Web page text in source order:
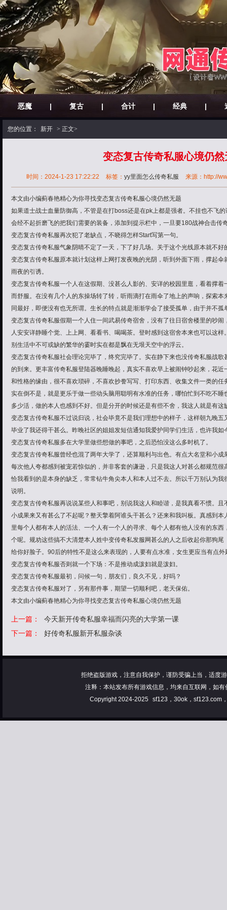
恶魔 | 复古 | 合计 | 经典 |
您的位置： 新开 > 正文>
变态复古传奇私服心境仍然
时间：2024-1-23 17:22:22 标签： yy里面怎么传奇私服 来源：http://
本文由小编蓟春艳精心为你寻找变态复古传奇私服心境仍然无题
如果道士战士血量防御高，不管是在打boss还是在pk上都是强者。不挂也不飞
会经不起折磨飞的把我们需要的装备，添加到提示栏中，一旦要180战神合击传
变态复古传奇私服再次犯了老缺点，不晓得怎样Start写第一句。
变态复古传奇私服气象阴晴不定了一天，下了好几场。关于这个光线原本就不好
变态复古传奇私服原本就计划这样上网打发夜晚的光阴，听到外面下雨，撑起
雨夜的引诱。
变态复古传奇私服一个人在这假期、没甚么人影的、安详的校园里逛，看着撑
而舒服。在没有几个人的东操场转了转，听雨滴打在雨伞了地上的声响，探索
同最好，即便没有也无所谓。生长的特点就是渐渐学会了接受孤单，由于并不
变态复古传奇私服假期一个人住一间武易传奇宿舍，没有了往日宿舍楼里的吵
人安安详静睡个觉、上上网、看看书、喝喝茶。登时感到这宿舍本来也可以这
别生活中不可或缺的繁华的霎时实在都是飘在无垠天空中的浮云。
变态复古传奇私服社会理论完毕了，终究完毕了。实在静下来也没传奇私服战
的到来。更丰富传奇私服登陆器晚睡晚起，真实不喜欢早上被闹钟吵起来，花
和性格的缘由，很不喜欢琐碎，不喜欢抄誊写写、打印东西、收集文件一类的
实在倒不是，就是更乐于做一些动头脑用聪明有水准的任务，哪怕忙到不吃不
多少活，做的本人也感到不好。但是分开的时候还是有些不舍，我这人就是有这
变态复古传奇私服不过说归说，社会毕竟不是我们理想中的样子，这样朝九晚
毕业了我还得干甚么。昨晚社区的姐姐发短信通知我爱护同学们生活，也许我如
变态复古传奇私服多在大学里做些想做的事吧，之后恐怕没这么多时机了。
变态复古传奇私服曾经也混了两年大学了，还算顺利与出色。有点大名堂和小
每次他人夸都感到被宠若惊似的，并非客套的谦逊，只是我这人对甚么都规范
恰我看到的是本身的缺乏，常常钻牛角尖本人和本人过不去。所以千万别认为
说明。
变态复古传奇私服再说说某些人和事吧，别说我这人和睦谐，是我真看不惯。
小成果来又有甚么了不起呢？整天擎着阿谁头干甚么？还来和我叫板。真感到
里每个人都有本人的活法、一个人有一个人的寻求、每个人都有他人没有的东
个呢。规劝这些搞不大清楚本人姓中变传奇私发服网甚么的人之后收起你那狗
给你好脸子。90后的特性不是这么来表现的，人要有点水准，女生更应当有点外
变态复古传奇私服否则就一个下场：不是推动成泼妇就是泼妇。
变态复古传奇私服最初，问候一句，朋友们，良久不见，好吗？
变态复古传奇私服对了，另有那件事，期望一切顺利吧，老天保佑。
本文由小编蓟春艳精心为你寻找变态复古传奇私服心境仍然无题
上一篇：
今天新开传奇私服幸福而闪亮的大学第一课
下一篇：
好传奇私服新开私服杂谈
拒绝盗版游戏，注意自我保护，谨防受骗上当，适度
注释：本站发布所有游戏信息，均来自互联网，如
Copyright 2024-2025
sf123，30ok，sf123.com